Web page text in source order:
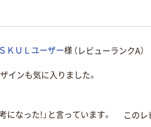
ＫＵＬユーザー様 （レビューランクA）
インも気に入りました。
になった!」と言っています。 このレ